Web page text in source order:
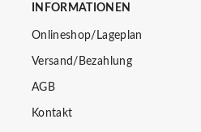
INFORMATIONEN
Onlineshop/Lageplan
Versand/Bezahlung
AGB
Kontakt